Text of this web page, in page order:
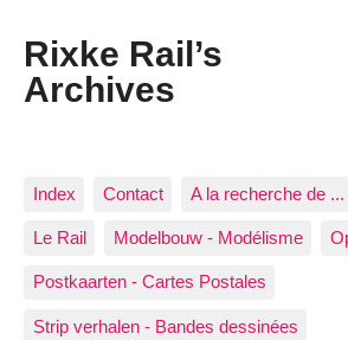
Rixke Rail’s
Archives
Index Contact A la recherche de ...
Le Rail Modelbouw - Modélisme
Postkaarten - Cartes Postales
Strip verhalen - Bandes dessinées